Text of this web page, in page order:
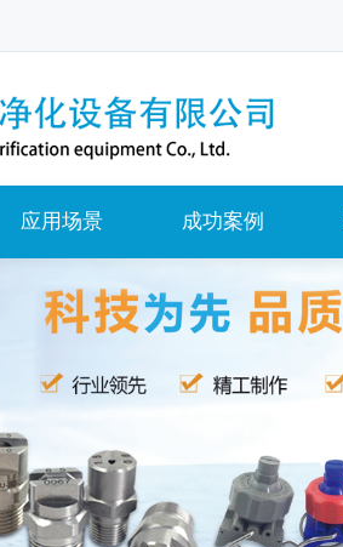
应用场景 成功案例